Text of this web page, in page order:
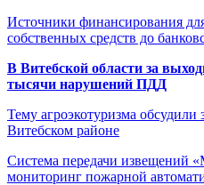
Источники финансирования
собственных средств до
В Витебской области за
тысячи нарушений ПДД
Тему агроэкотуризма обсудили
Витебском районе
Система передачи извещений
мониторинг пожарной